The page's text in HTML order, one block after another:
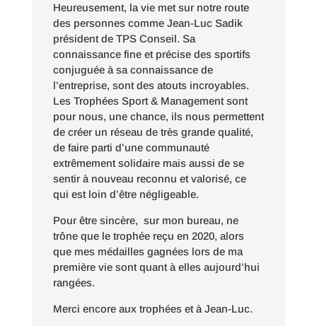
Heureusement, la vie met sur notre route
des personnes comme Jean-Luc Sadik
président de TPS Conseil. Sa
connaissance fine et précise des sportifs
conjuguée à sa connaissance de
l’entreprise, sont des atouts incroyables.
Les Trophées Sport & Management sont
pour nous, une chance, ils nous permettent
de créer un réseau de très grande qualité,
de faire parti d’une communauté
extrêmement solidaire mais aussi de se
sentir à nouveau reconnu et valorisé, ce
qui est loin d’être négligeable.
Pour être sincère, sur mon bureau, ne
trône que le trophée reçu en 2020, alors
que mes médailles gagnées lors de ma
première vie sont quant à elles aujourd’hui
rangées.
Merci encore aux trophées et à Jean-Luc.